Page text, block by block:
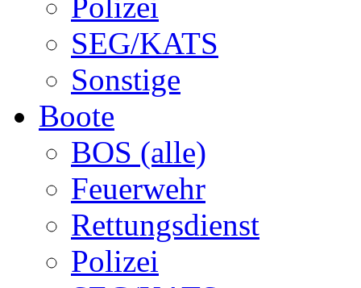
SEG/KATS
Sonstige
Boote
BOS (alle)
Feuerwehr
Rettungsdienst
Polizei